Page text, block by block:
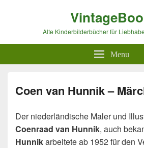
Alte Kinderbilderbücher für
Menu
Coen van Hunnik –
Der niederländische Maler und
Coenraad van Hunnik, auch
Hunnikarbeitete ab 1952 für den